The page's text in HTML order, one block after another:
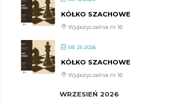
KÓŁKO SZACHOWE
Wypożyczalnia nr 16
SIE 25 2026
KÓŁKO SZACHOWE
Wypożyczalnia nr 16
WRZESIEŃ 2026